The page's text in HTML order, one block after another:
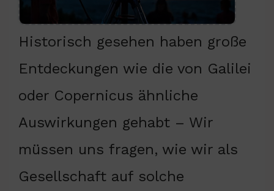
Historisch gesehen haben große
Entdeckungen wie die von Galilei
oder Copernicus ähnliche
Auswirkungen gehabt – Wir
müssen uns fragen, wie wir als
Gesellschaft auf solche